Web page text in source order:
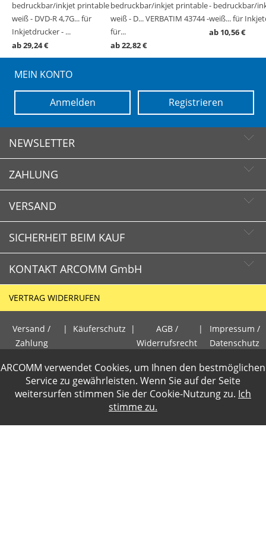
ARCOMM verwendet Cookies, um Ihnen den bestmöglichen
Service zu gewährleisten. Wenn Sie auf der Seite
weitersurfen stimmen Sie der Cookie-Nutzungzu. Ich
stimme zu.
bedruckbar/inkjet printable
weiß - DVD-R 4,7G... für
Inkjetdrucker - ...
ab 29,24 €
bedruckbar/inkjet printable
weiß - D... VERBATIM 43744 -
für...
ab 22,82 €
- bedruckbar/
weiß... für
ab 10,56 €
MEIN KONTO
Registrieren
Anmelden
NEWSLETTER
Newsletter abonnieren
Newsletter abbestellen
ZAHLUNG
VERSAND
SICHERHEIT BEIM KAUF
Schnelle Lieferzeiten
Käuferschutz
Sichere Zahlung mit SSL-Verschlüsselung
Datenschutz
perfekter Schutz gegen kriminelle Angriffe
Sicheres Bezahlen mit Kreditkarte
KONTAKT ARCOMM GmbH
+49 (0)30 351 26 92 80
E-Mail
info@arcomm.de
VERTRAG WIDERRUFEN
Versand /
Zahlung
| Käuferschutz |
AGB /
Widerrufsrecht
|
Impressum /
Datenschutz
Gewerbetreibende loggen sich bitte ein f�r die Anzeige der
Nettopreise. Preisangaben inkl.19% MwSt und zzgl.Service- und
Versandkosten